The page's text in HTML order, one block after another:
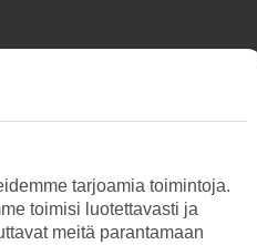
tarjoamia toimintoja.
toimisi luotettavasti ja
meitä parantamaan